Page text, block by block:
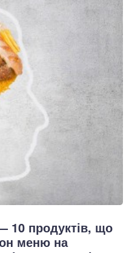
10 продуктів, що
меню на